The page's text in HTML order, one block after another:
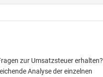
zur Umsatzsteuer erhalten?
Analyse der einzelnen